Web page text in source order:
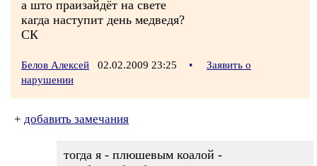
а што праизайдёт на свете
кагда наступит день медведя?
СК
Белов Алексей 02.02.2009 23:25 •
Заявить о
нарушении
+ добавить замечания
тогда я - плюшевым коалой -